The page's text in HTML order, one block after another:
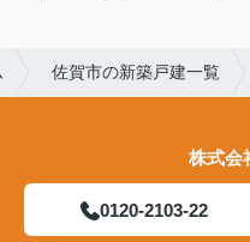
佐賀市の新築戸建一覧
株式会
0120-2103-22